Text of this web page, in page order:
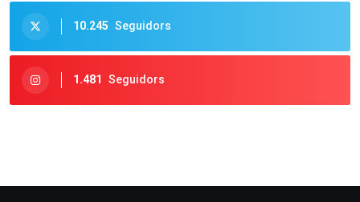
10.245 Seguidors
1.481 Seguidors